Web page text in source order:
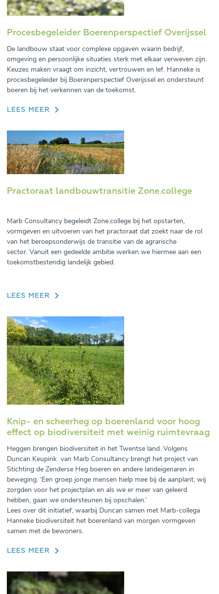
Procesbegeleider Boerenperspectief Overijssel
De landbouw staat voor complexe opgaven waarin bedrijf,
omgeving en persoonlijke situaties sterk met elkaar verweven zijn.
Keuzes maken vraagt om inzicht, vertrouwen en lef. Hanneke is
procesbegeleider bij Boerenperspectief Overijssel en ondersteunt
boeren bij het verkennen van de toekomst.
LEES MEER
Practoraat landbouwtransitie Zone.college
Marb Consultancy begeleidt Zone.college bij het opstarten,
vormgeven en uitvoeren van het practoraat dat zoekt naar de rol
van het beroepsonderwijs de transitie van de agrarische
sector. Vanuit een gedeelde ambitie werken we hiermee aan een
toekomstbestendig landelijk gebied.
LEES MEER
Knip- en scheerheg op boerenland voor hoog
effect op biodiversiteit met weinig ruimtevraag
Heggen brengen biodiversiteit in het Twentse land. Volgens
Duncan Keupink van Marb Consultancy brengt het project van
Stichting de Zenderse Heg boeren en andere landeigenaren in
beweging. ‘Een groep jonge mensen hielp mee bij de aanplant, wij
zorgden voor het projectplan en als we er meer van geleerd
hebben, gaan we ondersteunen bij opschalen.’
Lees over dit initiatief, waarbij Duncan samen met Marb-collega
Hanneke biodiversiteit het boerenland van morgen vormgeven
samen met de bewoners.
LEES MEER